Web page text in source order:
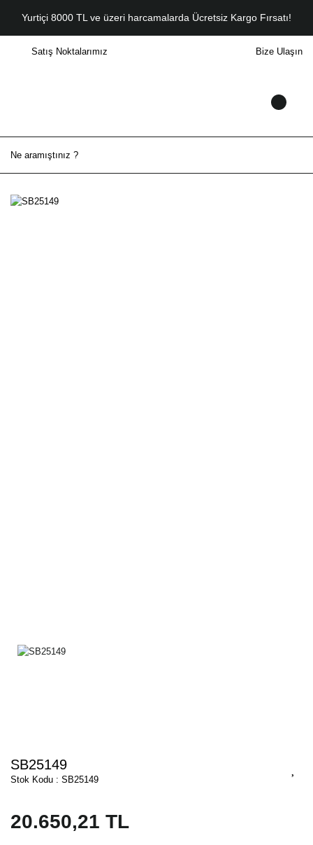
Yurtiçi 8000 TL ve üzeri harcamalarda Ücretsiz Kargo Fırsatı!
Satış Noktalarımız Bize Ulaşın
SB25149
Stok Kodu : SB25149
20.650,21 TL